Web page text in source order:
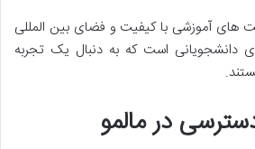
های آموزشی با کیفیت و فضای بین المللی
دانشجویانی است که به دنبال یک تجربه
در مالمو